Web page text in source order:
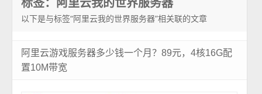
以下是与标签“阿里云我的世界服务器”相关联的文章
阿里云游戏服务器多少钱一个月？89元，4核16G配
置10M带宽